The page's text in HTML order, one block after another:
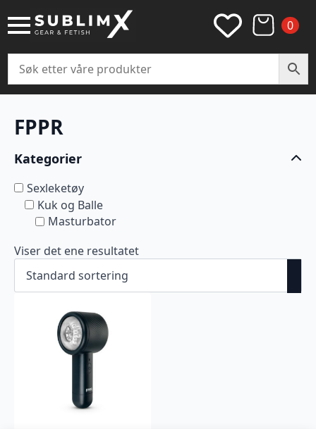
0
FPPR
Kategorier
Sexleketøy
Kuk og Balle
Masturbator
Viser det ene resultatet